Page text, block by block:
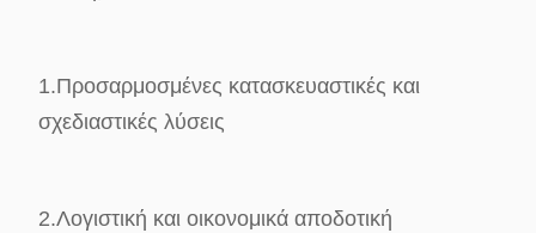
1.Προσαρμοσμένες κατασκευαστικές και
σχεδιαστικές λύσεις
2.Λογιστική και οικονομικά αποδοτική